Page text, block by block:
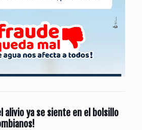
alivio ya se siente en el bolsillo